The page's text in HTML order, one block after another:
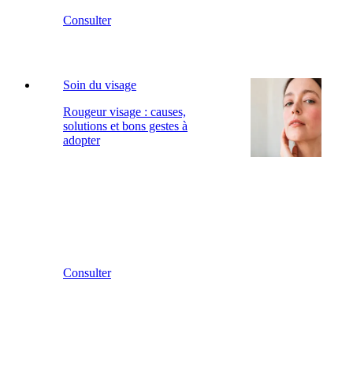
Consulter
Soin du visage
Rougeur visage : causes,
solutions et bons gestes à
adopter
Consulter